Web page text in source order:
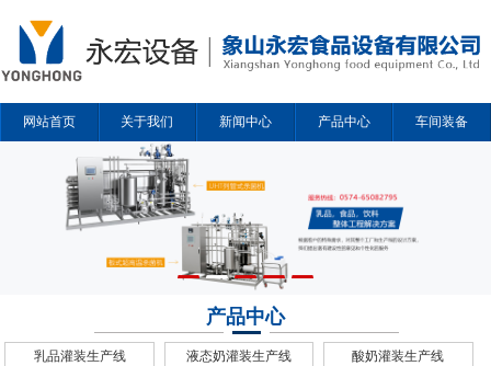
网站首页 关于我们 新闻中心 产品中心 车间装备
合作企业
产品中心
乳品灌装生产线 液态奶灌装生产线 酸奶灌装生产线